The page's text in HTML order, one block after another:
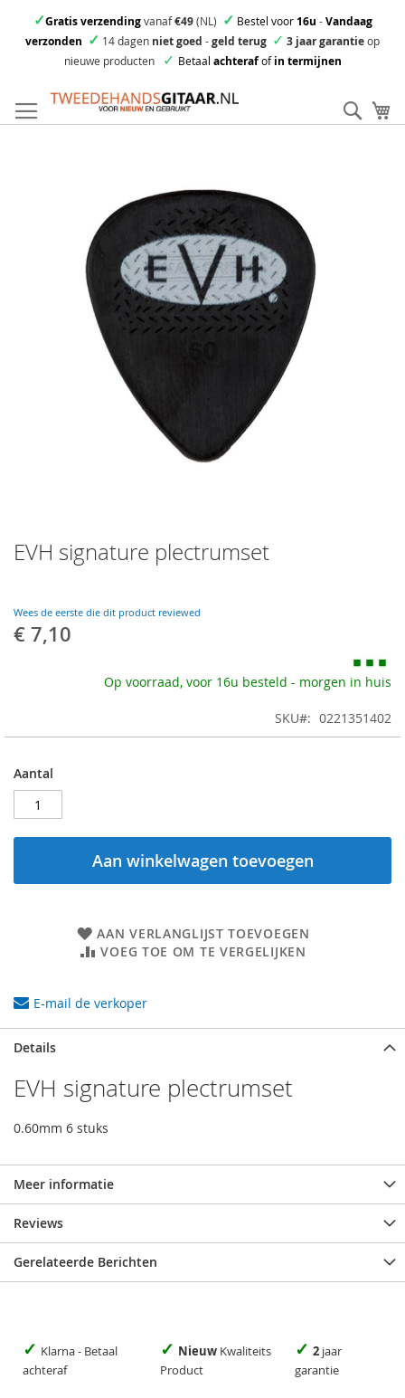
✓Gratis verzendingvanaf€49(NL) ✓ Bestel voor16u -Vandaag
verzonden ✓ 14 dagen niet goed -geld terug ✓ 3 jaar garantieop
nieuwe producten
✓ Betaal achterafofin termijnen
direct
door
EVH signature plectrumset
Wees de eerste die dit product reviewed
€ 7,10
Op voorraad, voor 16u besteld - morgen in huis
SKU 0221351402
Aantal
Aan winkelwagen toevoegen
AAN VERLANGLIJST TOEVOEGEN
VOEG TOE OM TE VERGELIJKEN
E-mail de verkoper
to
the
the
images
Details
EVH signature plectrumset
0.60mm 6 stuks
Meer informatie
Reviews
Gerelateerde Berichten
✓ Klarna - Betaal
achteraf
✓ Nieuw Kwaliteits
Product
✓ 2 jaar
garantie